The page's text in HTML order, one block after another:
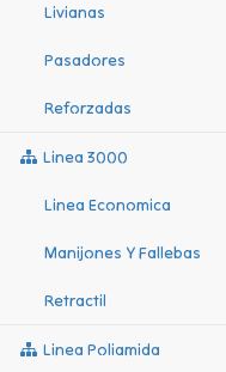
Livianas
Pasadores
Reforzadas
Linea 3000
Linea Economica
Manijones Y Fallebas
Retractil
Linea Poliamida